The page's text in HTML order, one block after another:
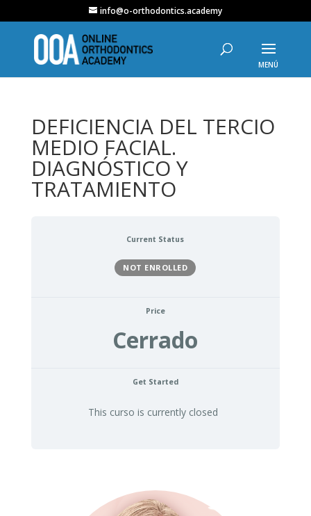
info@o-orthodontics.academy
DEFICIENCIA DEL TERCIO
MEDIO FACIAL.
DIAGNÓSTICO Y
TRATAMIENTO
Current Status
NOT ENROLLED
Price
Cerrado
Get Started
This curso is currently closed